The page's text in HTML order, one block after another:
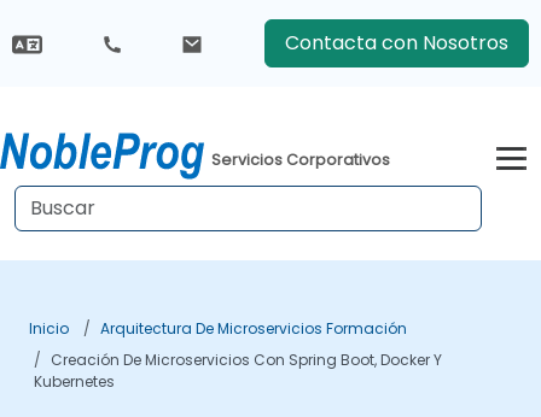
Contacta con Nosotros
Servicios Corporativos
Inicio
Arquitectura De Microservicios Formación
Creación De Microservicios Con Spring Boot, Docker Y
Kubernetes